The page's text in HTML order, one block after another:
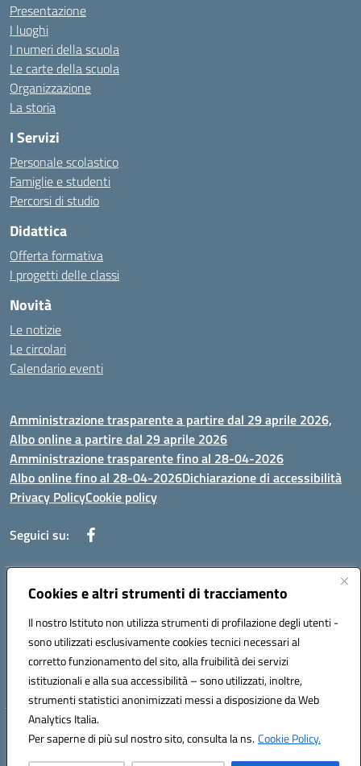
Cookies e altri strumenti di tracciamento
Il nostro Istituto non utilizza strumenti di profilazione degli utenti -
sono utilizzati esclusivamente cookies tecnici necessari al
corretto funzionamento del sito, alla fruibilità dei servizi
istituzionali e alla sua accessibilità – sono utilizzati, inoltre,
strumenti statistici anonimizzati messi a disposizione da Web
Analytics Italia.
Per saperne di più sul nostro sito, consulta la ns.Cookie Policy.
Presentazione
I luoghi
I numeri della scuola
Le carte della scuola
Organizzazione
La storia
I Servizi
Personale scolastico
Famiglie e studenti
Percorsi di studio
Didattica
Offerta formativa
I progetti delle classi
Novità
Le notizie
Le circolari
Calendario eventi
Amministrazione trasparente a partire dal 29 aprile 2026,
Albo online a partire dal 29 aprile 2026
Amministrazione trasparente fino al 28-04-2026
Albo online fino al 28-04-2026Dichiarazione di accessibilità
Privacy PolicyCookie policy
Seguici su:
Indirizzo:Via Selicato, 1 71122 FOGGIA (FG)
Posta elettronica certificata (PEC):fgee01200c@pec.istruzione.it
Codice fiscale: 80005820719
Codice meccanografico: FGEE01200C
Hosting & Powered by 3D Solution S.r.l.
Concept & Design by Designers Italia